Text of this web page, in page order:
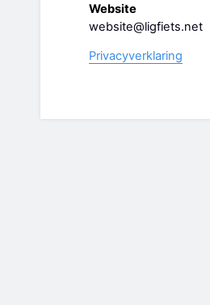
Website
website@ligfiets.net
Privacyverklaring